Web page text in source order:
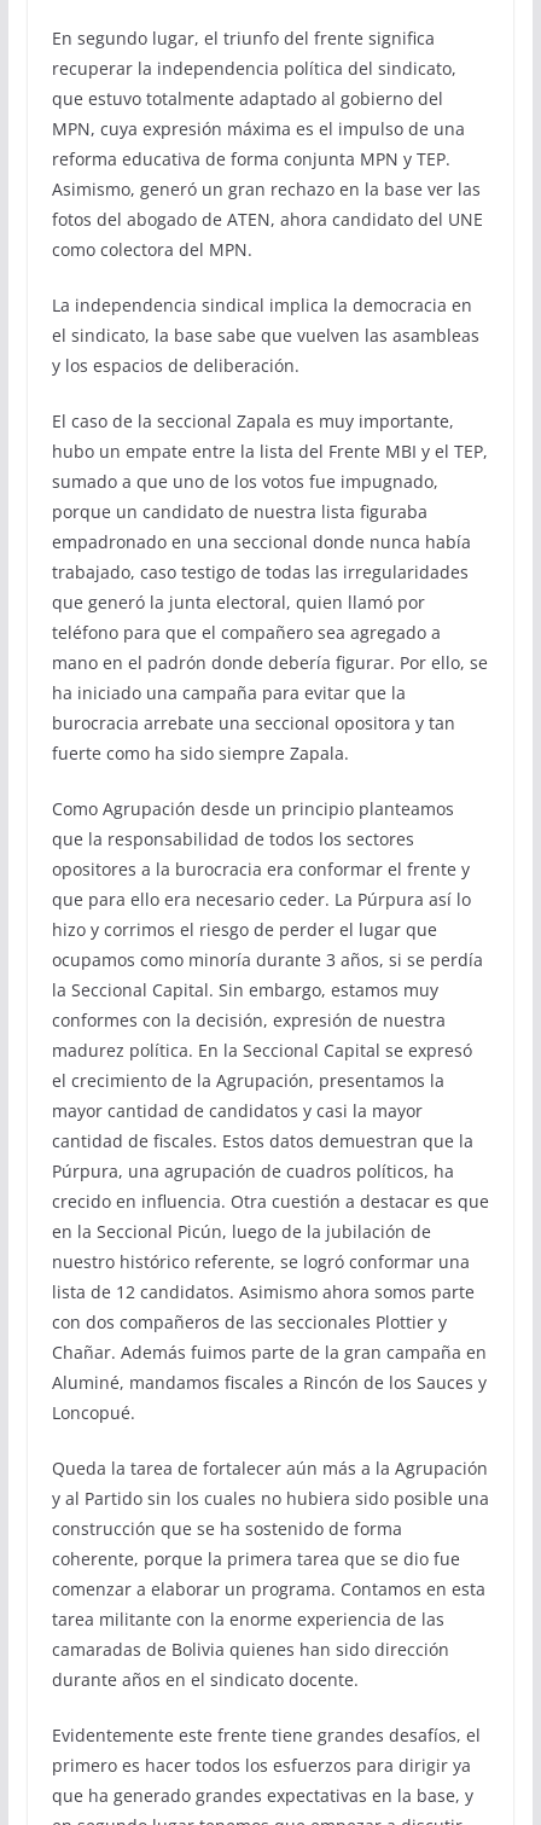
En segundo lugar, el triunfo del frente significa
recuperar la independencia política del sindicato,
que estuvo totalmente adaptado al gobierno del
MPN, cuya expresión máxima es el impulso de una
reforma educativa de forma conjunta MPN y TEP.
Asimismo, generó un gran rechazo en la base ver las
fotos del abogado de ATEN, ahora candidato del UNE
como colectora del MPN.
La independencia sindical implica la democracia en
el sindicato, la base sabe que vuelven las asambleas
y los espacios de deliberación.
El caso de la seccional Zapala es muy importante,
hubo un empate entre la lista del Frente MBI y el TEP,
sumado a que uno de los votos fue impugnado,
porque un candidato de nuestra lista figuraba
empadronado en una seccional donde nunca había
trabajado, caso testigo de todas las irregularidades
que generó la junta electoral, quien llamó por
teléfono para que el compañero sea agregado a
mano en el padrón donde debería figurar. Por ello, se
ha iniciado una campaña para evitar que la
burocracia arrebate una seccional opositora y tan
fuerte como ha sido siempre Zapala.
Como Agrupación desde un principio planteamos
que la responsabilidad de todos los sectores
opositores a la burocracia era conformar el frente y
que para ello era necesario ceder. La Púrpura así lo
hizo y corrimos el riesgo de perder el lugar que
ocupamos como minoría durante 3 años, si se perdía
la Seccional Capital. Sin embargo, estamos muy
conformes con la decisión, expresión de nuestra
madurez política. En la Seccional Capital se expresó
el crecimiento de la Agrupación, presentamos la
mayor cantidad de candidatos y casi la mayor
cantidad de fiscales. Estos datos demuestran que la
Púrpura, una agrupación de cuadros políticos, ha
crecido en influencia. Otra cuestión a destacar es que
en la Seccional Picún, luego de la jubilación de
nuestro histórico referente, se logró conformar una
lista de 12 candidatos. Asimismo ahora somos parte
con dos compañeros de las seccionales Plottier y
Chañar. Además fuimos parte de la gran campaña en
Aluminé, mandamos fiscales a Rincón de los Sauces y
Loncopué.
Queda la tarea de fortalecer aún más a la Agrupación
y al Partido sin los cuales no hubiera sido posible una
construcción que se ha sostenido de forma
coherente, porque la primera tarea que se dio fue
comenzar a elaborar un programa. Contamos en esta
tarea militante con la enorme experiencia de las
camaradas de Bolivia quienes han sido dirección
durante años en el sindicato docente.
Evidentemente este frente tiene grandes desafíos, el
primero es hacer todos los esfuerzos para dirigir ya
que ha generado grandes expectativas en la base, y